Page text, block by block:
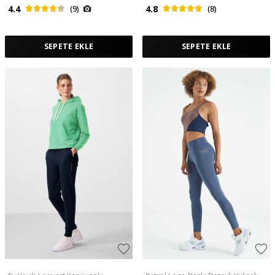
4.4
(9)
SEPETE EKLE
4.8
(8)
SEPETE EKLE